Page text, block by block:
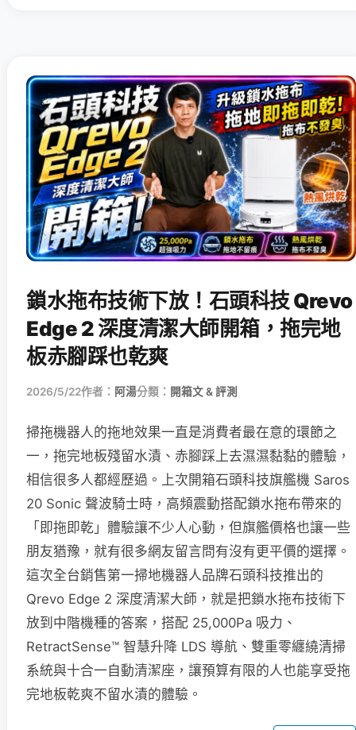
鎖水拖布技術下放！石頭科技 Qrevo
Edge 2 深度清潔大師開箱，拖完地
板赤腳踩也乾爽
2026/5/22作者： 阿湯分類： 開箱文 & 評測
掃拖機器人的拖地效果一直是消費者最在意的環節之
一，拖完地板殘留水漬、赤腳踩上去濕濕黏黏的體驗，
相信很多人都經歷過。上次開箱石頭科技旗艦機 Saros
20 Sonic 聲波騎士時，高頻震動搭配鎖水拖布帶來的
「即拖即乾」體驗讓不少人心動，但旗艦價格也讓一些
朋友猶豫，就有很多網友留言問有沒有更平價的選擇。
這次全台銷售第一掃地機器人品牌石頭科技推出的
Qrevo Edge 2 深度清潔大師，就是把鎖水拖布技術下
放到中階機種的答案，搭配 25,000Pa 吸力、
RetractSense™ 智慧升降 LDS 導航、雙重零纏繞清掃
系統與十合一自動清潔座，讓預算有限的人也能享受拖
完地板乾爽不留水漬的體驗。